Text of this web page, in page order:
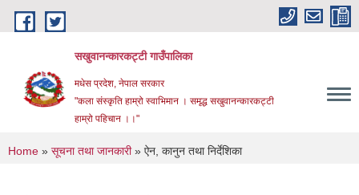
Skip to main content
सखुवानन्कारकट्टी गाउँपालिका
मधेस प्रदेश, नेपाल सरकार
"कला संस्कृति हाम्रो स्वाभिमान । समृद्ध सखुवानन्कारकट्टी
हाम्रो पहिचान ।।"
You are here
Home » सूचना तथा जानकारी» ऐन, कानुन तथा निर्देशिका